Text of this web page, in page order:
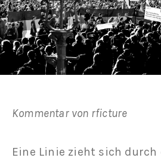
Kommentar von rficture
Eine Linie zieht sich durch